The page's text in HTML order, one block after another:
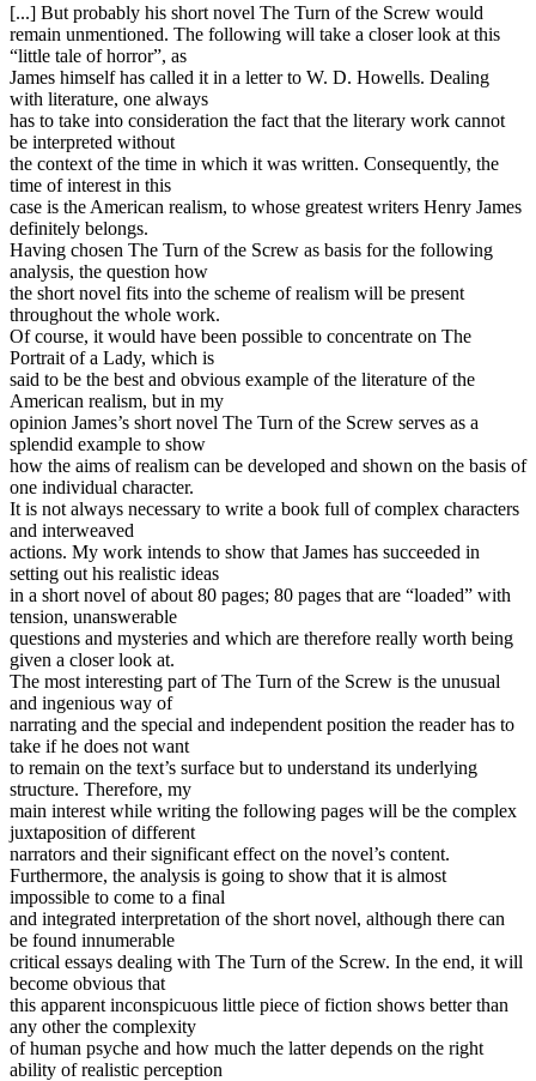
[...] But probably his short novel The Turn of the Screw would
remain unmentioned. The following will take a closer look at this
“little tale of horror”, as
James himself has called it in a letter to W. D. Howells. Dealing
with literature, one always
has to take into consideration the fact that the literary work cannot
be interpreted without
the context of the time in which it was written. Consequently, the
time of interest in this
case is the American realism, to whose greatest writers Henry James
definitely belongs.
Having chosen The Turn of the Screw as basis for the following
analysis, the question how
the short novel fits into the scheme of realism will be present
throughout the whole work.
Of course, it would have been possible to concentrate on The
Portrait of a Lady, which is
said to be the best and obvious example of the literature of the
American realism, but in my
opinion James’s short novel The Turn of the Screw serves as a
splendid example to show
how the aims of realism can be developed and shown on the basis of
one individual character.
It is not always necessary to write a book full of complex characters
and interweaved
actions. My work intends to show that James has succeeded in
setting out his realistic ideas
in a short novel of about 80 pages; 80 pages that are “loaded” with
tension, unanswerable
questions and mysteries and which are therefore really worth being
given a closer look at.
The most interesting part of The Turn of the Screw is the unusual
and ingenious way of
narrating and the special and independent position the reader has to
take if he does not want
to remain on the text’s surface but to understand its underlying
structure. Therefore, my
main interest while writing the following pages will be the complex
juxtaposition of different
narrators and their significant effect on the novel’s content.
Furthermore, the analysis is going to show that it is almost
impossible to come to a final
and integrated interpretation of the short novel, although there can
be found innumerable
critical essays dealing with The Turn of the Screw. In the end, it will
become obvious that
this apparent inconspicuous little piece of fiction shows better than
any other the complexity
of human psyche and how much the latter depends on the right
ability of realistic perception